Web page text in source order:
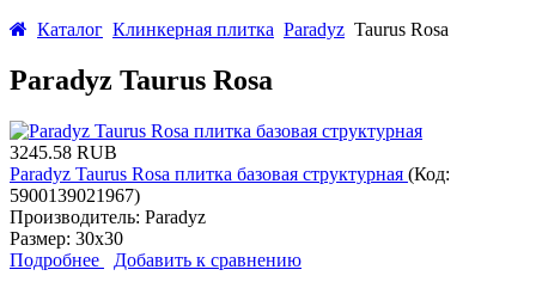
Каталог Клинкерная плитка Paradyz Taurus Rosa
Paradyz Taurus Rosa
3245.58 RUB
Paradyz Taurus Rosa плитка базовая структурная (Код:
5900139021967)
Производитель: Paradyz
Размер: 30x30
Подробнее
Добавить к сравнению